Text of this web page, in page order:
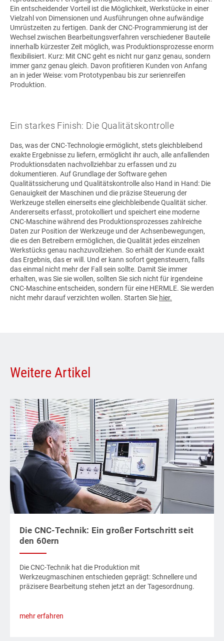
Ein entscheidender Vorteil ist die Möglichkeit, Werkstücke in einer
Vielzahl von Dimensionen und Ausführungen ohne aufwändige
Umrüstzeiten zu fertigen. Dank der CNC-Programmierung ist der
Wechsel zwischen Bearbeitungsverfahren verschiedener Bauteile
innerhalb kürzester Zeit möglich, was Produktionsprozesse enorm
flexibilisiert. Kurz: Mit CNC geht es nicht nur ganz genau, sondern
immer ganz genau gleich. Davon profitieren Kunden von Anfang
an in jeder Weise: vom Prototypenbau bis zur serienreifen
Produktion.
Ein starkes Finish: Die Qualitätskontrolle
Das, was der CNC-Technologie ermöglicht, stets gleichbleibend
exakte Ergebnisse zu liefern, ermöglicht ihr auch, alle anfallenden
Produktionsdaten nachvollziehbar zu erfassen und zu
dokumentieren. Auf Grundlage der Software gehen
Qualitätssicherung und Qualitätskontrolle also Hand in Hand: Die
Genauigkeit der Maschinen und die präzise Steuerung der
Werkzeuge stellen einerseits eine gleichbleibende Qualität sicher.
Andererseits erfasst, protokolliert und speichert eine moderne
CNC-Maschine während des Produktionsprozesses zahlreiche
Daten zur Position der Werkzeuge und der Achsenbewegungen,
die es den Betreibern ermöglichen, die Qualität jedes einzelnen
Werkstücks genau nachzuvollziehen. So erhält der Kunde exakt
das Ergebnis, das er will. Und er kann sofort gegensteuern, falls
das einmal nicht mehr der Fall sein sollte. Damit Sie immer
erhalten, was Sie sie wollen, sollten Sie sich nicht für irgendeine
CNC-Maschine entscheiden, sondern für eine HERMLE. Sie werden
nicht mehr darauf verzichten wollen. Starten Sie hier.
Weitere Artikel
Die CNC-Technik: Ein großer Fortschritt seit
den 60ern
Die CNC-Technik hat die Produktion mit
Werkzeugmaschinen entschieden geprägt: Schnellere und
präzisere Bearbeitung stehen jetzt an der Tagesordnung.
mehr erfahren